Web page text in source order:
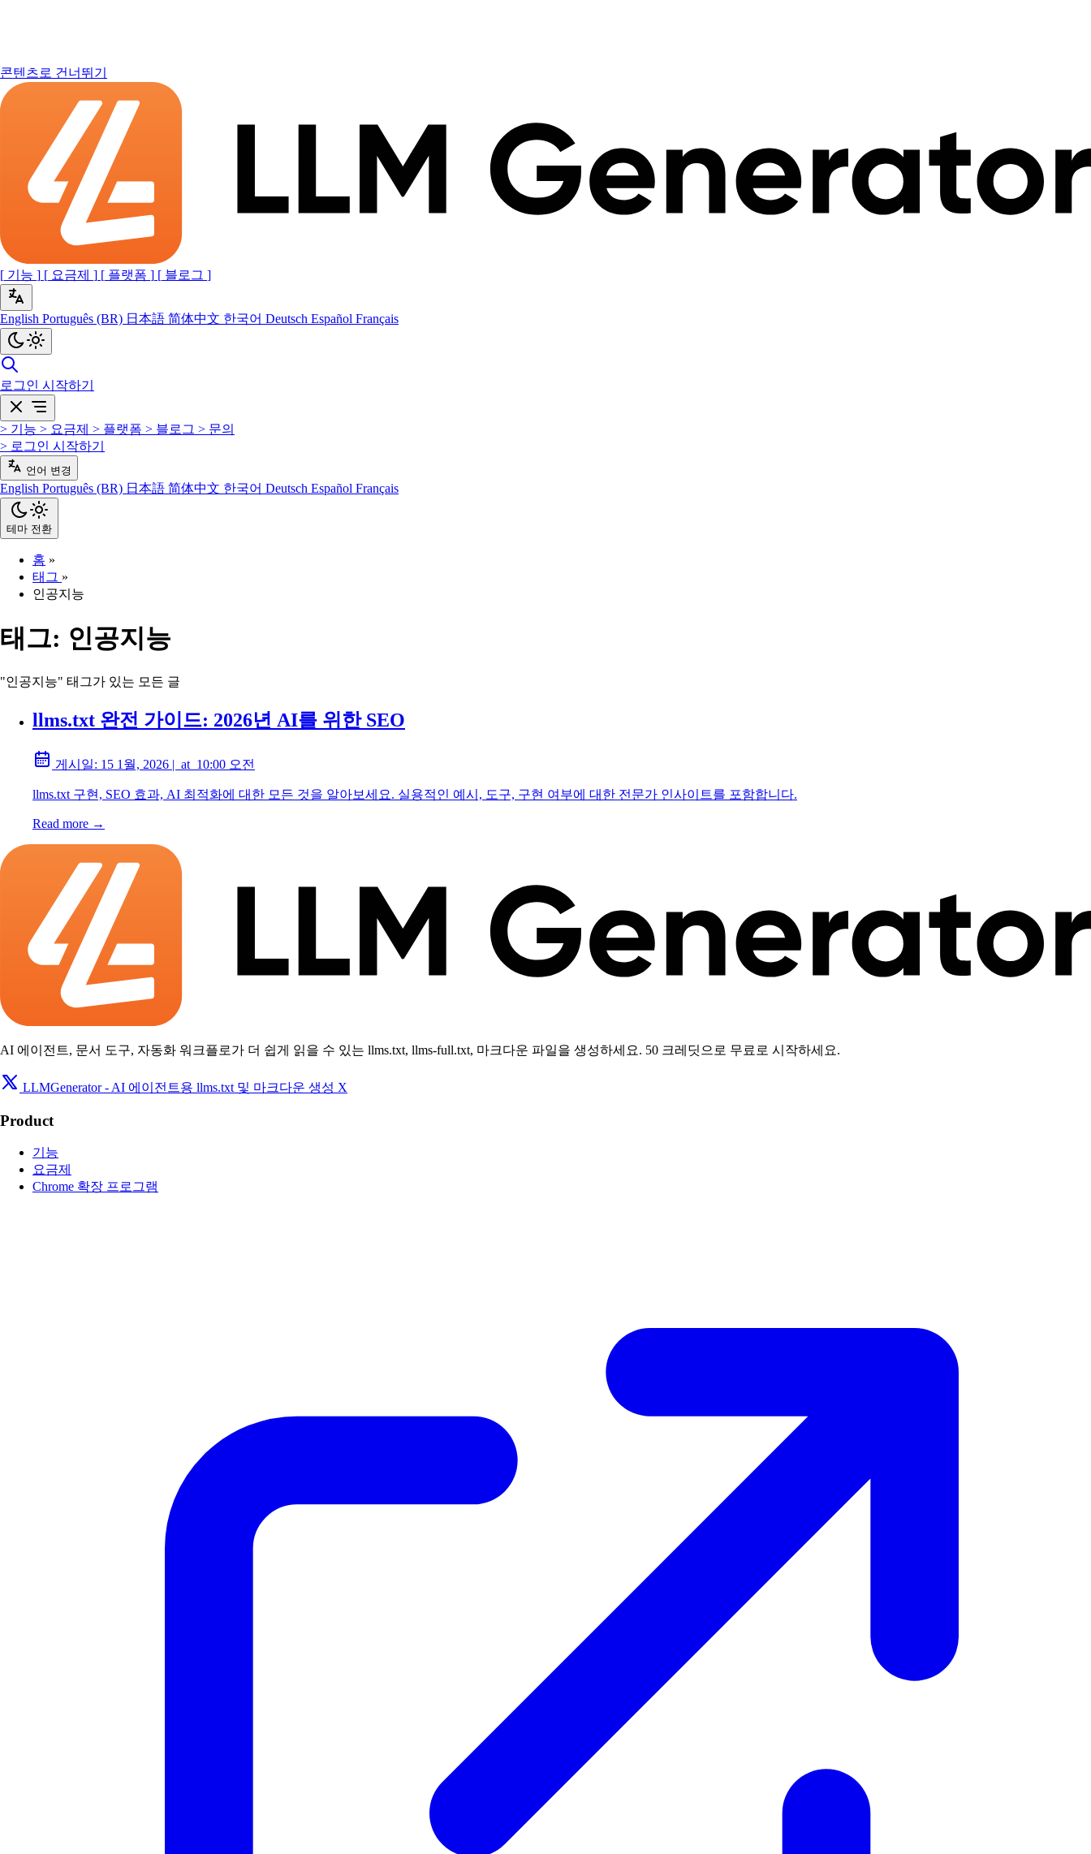
콘텐츠로 건너뛰기
[ 기능 ] [ 요금제 ] [ 플랫폼 ] [ 블로그 ]
English Português (BR) 日本語 简体中文 한국어 Deutsch Español Français
로그인 시작하기
> 기능 > 요금제 > 플랫폼 > 블로그 > 문의
> 로그인 시작하기
언어 변경
English Português (BR) 日本語 简体中文 한국어 Deutsch Español Français
테마 전환
홈 »
태그 »
인공지능
태그: 인공지능
"인공지능" 태그가 있는 모든 글
llms.txt 완전 가이드: 2026년 AI를 위한 SEO
게시일: 15 1월, 2026 | at 10:00 오전
llms.txt 구현, SEO 효과, AI 최적화에 대한 모든 것을 알아보세요. 실용적인 예시, 도구, 구현 여부에 대한 전문가 인사이트를 포함합니다.
Read more →
AI 에이전트, 문서 도구, 자동화 워크플로가 더 쉽게 읽을 수 있는 llms.txt, llms-full.txt, 마크다운 파일을 생성하세요. 50 크레딧으로 무료로 시작하세요.
LLMGenerator - AI 에이전트용 llms.txt 및 마크다운 생성 X
Product
기능
요금제
Chrome 확장 프로그램